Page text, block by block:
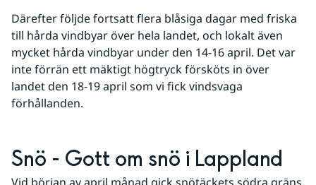
Därefter följde fortsatt flera blåsiga dagar med friska
till hårda vindbyar över hela landet, och lokalt även
mycket hårda vindbyar under den 14-16 april. Det var
inte förrän ett mäktigt högtryck försköts in över
landet den 18-19 april som vi fick vindsvaga
förhållanden.
Snö - Gott om snö i Lappland
Vid början av april månad gick snötäckets södra gräns